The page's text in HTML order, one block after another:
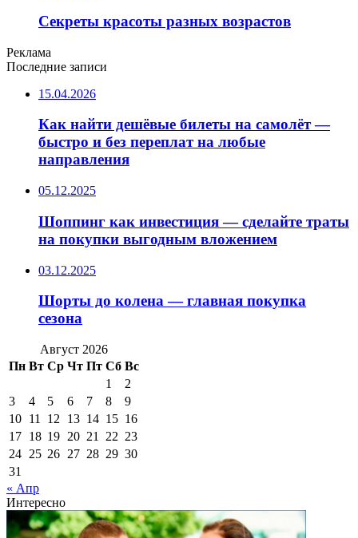
Секреты красоты разных возрастов
Реклама
Последние записи
15.04.2026
Как найти дешёвые билеты на самолёт —
быстро и без переплат на любые
направления
05.12.2025
Шоппинг как инвестиция — сделайте траты
на покупки выгодным вложением
03.12.2025
Шорты до колена — главная покупка
сезона
Август 2026
Пн Вт Ср Чт Пт Сб Вс
1
2
3
4 5 6 7 8
9
10 11 12 13 14 15 16
17 18 19 20 21 22 23
24 25 26 27 28 29 30
31
« Апр
Интересно